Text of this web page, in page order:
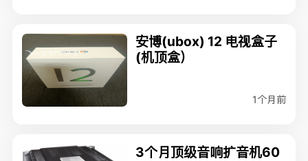
安博(ubox) 12 电视盒子
(机顶盒）
1个月前
3个月顶级音响扩音机60